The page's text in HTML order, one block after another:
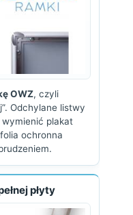
OWZ, czyli
Odchylane listwy
plakat
ochronna
płyty